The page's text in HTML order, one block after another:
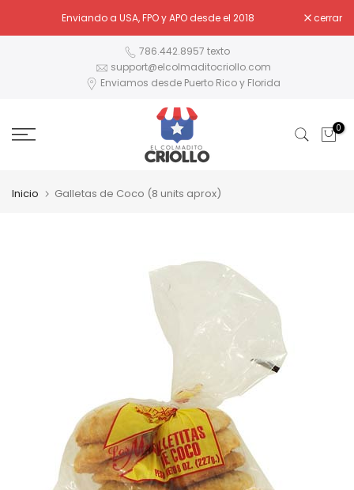
al
Enviando a USA, FPO y APO desde el 2018 cerrar
786.442.8957 texto
support@elcolmaditocriollo.com
Enviamos desde Puerto Rico y Florida
0
Inicio Galletas de Coco (8 units aprox)